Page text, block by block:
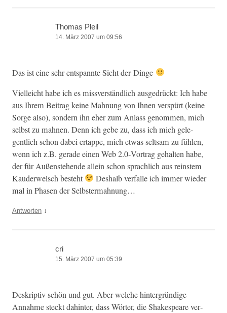
Thomas Pleil
14. März 2007 um 09:56
Das ist eine sehr entspan­nte Sicht der Dinge
Vielle­icht habe ich es missver­ständlich aus­ge­drückt: Ich habe
aus Ihrem Beitrag keine Mah­nung von Ihnen ver­spürt (keine
Sorge also), son­dern ihn eher zum Anlass genom­men, mich
selb­st zu mah­nen. Denn ich gebe zu, dass ich mich gele­
gentlich schon dabei ertappe, mich etwas selt­sam zu fühlen,
wenn ich z.B. ger­ade einen Web 2.0‑Vortrag gehal­ten habe,
der für Außen­ste­hende allein schon sprach­lich aus rein­stem
Kaud­er­welsch beste­ht
Deshalb ver­falle ich immer wieder
mal in Phasen der Selbstermahnung…
Antworten ↓
cri
15. März 2007 um 05:39
Deskrip­tiv schön und gut. Aber welche hin­ter­gründi­ge
Annahme steckt dahin­ter, dass Wörter, die Shake­speare ver­